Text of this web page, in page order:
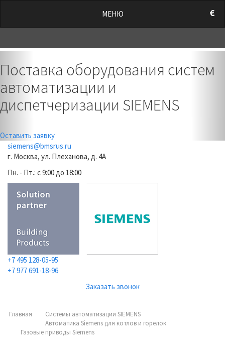
€
МЕНЮ
Поставка оборудования систем
автоматизации и
диспетчеризации SIEMENS
Оставить заявку
siemens@bmsrus.ru
г. Москва, ул. Плеханова, д. 4А
Пн. - Пт.: c 9:00 до 18:00
+7 495 128-05-95
+7 977 691-18-96
Заказать звонок
Главная
Системы автоматизации SIEMENS
Автоматика Siemens для котлов и горелок
Газовые приводы Siemens